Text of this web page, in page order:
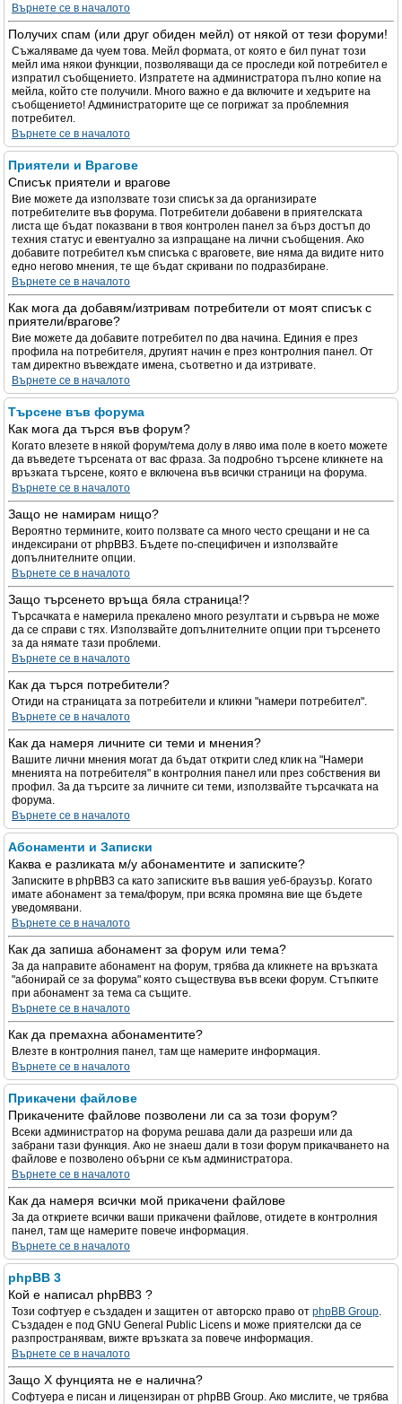
Върнете се в началото
Получих спам (или друг обиден мейл) от някой от тези форуми!
Съжаляваме да чуем това. Мейл формата, от която е бил пунат този
мейл има някои функции, позволяващи да се проследи кой потребител е
изпратил съобщението. Изпратете на администратора пълно копие на
мейла, който сте получили. Много важно е да включите и хедърите на
съобщението! Администраторите ще се погрижат за проблемния
потребител.
Върнете се в началото
Приятели и Врагове
Списък приятели и врагове
Вие можете да използвате този списък за да организирате
потребителите във форума. Потребители добавени в приятелската
листа ще бъдат показвани в твоя контролен панел за бърз достъп до
техния статус и евентуално за изпращане на лични съобщения. Ако
добавите потребител към списъка с враговете, вие няма да видите нито
едно негово мнения, те ще бъдат скривани по подразбиране.
Върнете се в началото
Как мога да добавям/изтривам потребители от моят списък с
приятели/врагове?
Вие можете да добавите потребител по два начина. Единия е през
профила на потребителя, другият начин е през контролния панел. От
там директно въвеждате имена, съответно и да изтривате.
Върнете се в началото
Търсене във форума
Как мога да търся във форум?
Когато влезете в някой форум/тема долу в ляво има поле в което можете
да въведете търсената от вас фраза. За подробно търсене кликнете на
връзката търсене, която е включена във всички страници на форума.
Върнете се в началото
Защо не намирам нищо?
Вероятно термините, които ползвате са много често срещани и не са
индексирани от phpBB3. Бъдете по-специфичен и използвайте
допълнителните опции.
Върнете се в началото
Защо търсенето връща бяла страница!?
Търсачката е намерила прекалено много резултати и сървъра не може
да се справи с тях. Използвайте допълнителните опции при търсенето
за да нямате тази проблеми.
Върнете се в началото
Как да търся потребители?
Отиди на страницата за потребители и кликни "намери потребител".
Върнете се в началото
Как да намеря личните си теми и мнения?
Вашите лични мнения могат да бъдат открити след клик на "Намери
мненията на потребителя" в контролния панел или през собствения ви
профил. За да търсите за личните си теми, използвайте търсачката на
форума.
Върнете се в началото
Абонаменти и Записки
Каква е разликата м/у абонаментите и записките?
Записките в phpBB3 са като записките във вашия уеб-браузър. Когато
имате абонамент за тема/форум, при всяка промяна вие ще бъдете
уведомявани.
Върнете се в началото
Как да запиша абонамент за форум или тема?
За да направите абонамент на форум, трябва да кликнете на връзката
"абонирай се за форума" която съществува във всеки форум. Стъпките
при абонамент за тема са същите.
Върнете се в началото
Как да премахна абонаментите?
Влезте в контролния панел, там ще намерите информация.
Върнете се в началото
Прикачени файлове
Прикачените файлове позволени ли са за този форум?
Всеки администратор на форума решава дали да разреши или да
забрани тази функция. Ако не знаеш дали в този форум прикачването на
файлове е позволено обърни се към администратора.
Върнете се в началото
Как да намеря всички мой прикачени файлове
За да откриете всички ваши прикачени файлове, отидете в контролния
панел, там ще намерите повече информация.
Върнете се в началото
phpBB 3
Кой е написал phpBB3 ?
Този софтуер е създаден и защитен от авторско право от phpBB Group.
Създаден е под GNU General Public Licens и може приятелски да се
разпространявам, вижте връзката за повече информация.
Върнете се в началото
Защо X фунцията не е налична?
Софтуера е писан и лицензиран от phpBB Group. Ако мислите, че трябва